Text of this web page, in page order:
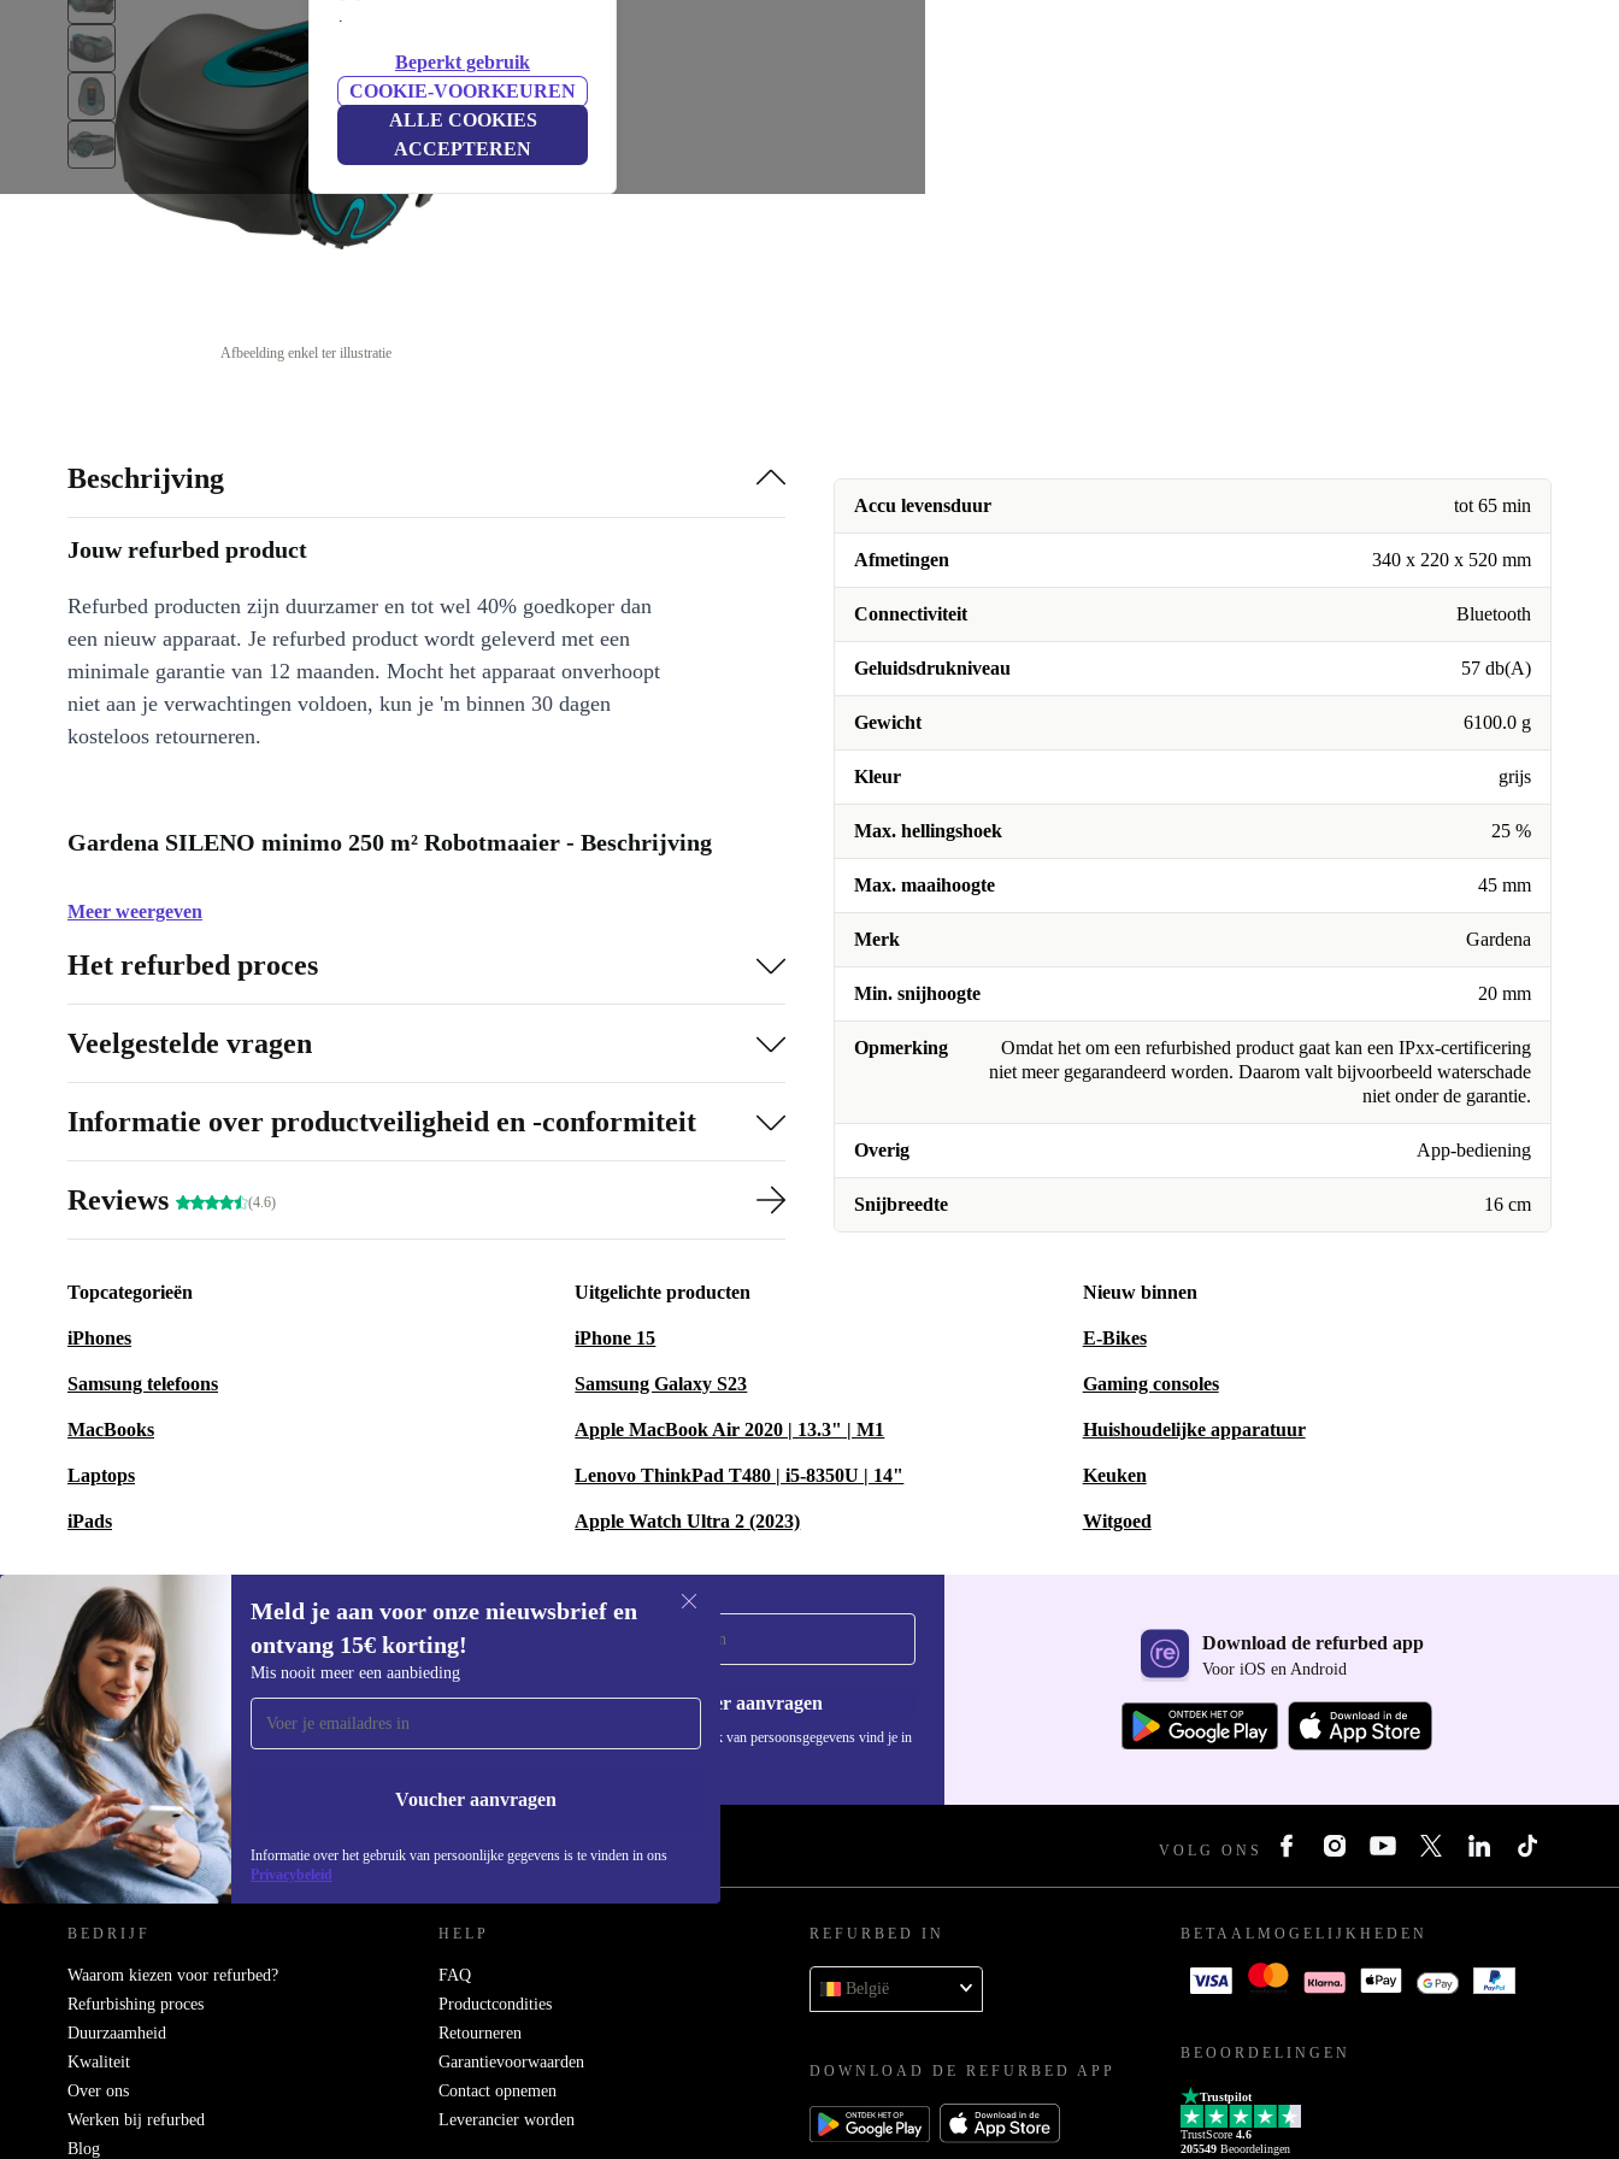
.
Beperkt gebruik
COOKIE-VOORKEUREN
ALLE COOKIES
ACCEPTEREN
Afbeelding enkel ter illustratie
Accu levensduur tot 65 min
Afmetingen 340 x 220 x 520 mm
Connectiviteit Bluetooth
Geluidsdrukniveau 57 db(A)
Gewicht 6100.0 g
Kleur grijs
Max. hellingshoek 25 %
Max. maaihoogte 45 mm
Merk Gardena
Min. snijhoogte 20 mm
Opmerking
Omdat het om een refurbished product gaat kan een IPxx-certificering
niet meer gegarandeerd worden. Daarom valt bijvoorbeeld waterschade
niet onder de garantie.
Overig App-bediening
Snijbreedte 16 cm
Beschrijving
Jouw refurbed product
Refurbed producten zijn duurzamer en tot wel 40% goedkoper dan
een nieuw apparaat. Je refurbed product wordt geleverd met een
minimale garantie van 12 maanden. Mocht het apparaat onverhoopt
niet aan je verwachtingen voldoen, kun je 'm binnen 30 dagen
kosteloos retourneren.
Gardena SILENO minimo 250 m² Robotmaaier - Beschrijving
Meer weergeven
Het refurbed proces
Veelgestelde vragen
Informatie over productveiligheid en -conformiteit
Reviews (4.6)
Topcategorieën
iPhones
Samsung telefoons
MacBooks
Laptops
iPads
Uitgelichte producten
iPhone 15
Samsung Galaxy S23
Apple MacBook Air 2020 | 13.3" | M1
Lenovo ThinkPad T480 | i5-8350U | 14"
Apple Watch Ultra 2 (2023)
Nieuw binnen
E-Bikes
Gaming consoles
Huishoudelijke apparatuur
Keuken
Witgoed
Meld je aan voor onze nieuwsbrief en
ontvang 15€ korting!
Mis nooit meer een aanbieding
Voucher aanvragen
Informatie over het gebruik van persoonlijke gegevens is te vinden in ons
Privacybeleid
Meld je aan voor onze nieuwsbrief en
ontvang €15 korting!
Mis nooit meer een aanbieding.
Voucher aanvragen
Informatie over het gebruik van persoonsgegevens vind je in
Download de refurbed app
Voor iOS en Android
REFURBED NEDERLAND - RETHINK NEW. VOLG ONS
BEDRIJF
Waarom kiezen voor refurbed?
Refurbishing proces
Duurzaamheid
Kwaliteit
Over ons
Werken bij refurbed
Blog
HELP
FAQ
Productcondities
Retourneren
Garantievoorwaarden
Contact opnemen
Leverancier worden
REFURBED IN
België
DOWNLOAD DE REFURBED APP
BETAALMOGELIJKHEDEN
BEOORDELINGEN
Trustpilot
TrustScore 4.6
205549 Beoordelingen